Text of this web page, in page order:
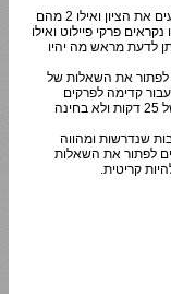
הבחינה מחולקת לפרקים, שמונה במספר. 6 מהם קובעים את הציון ואילו 2 מהם
פרקי פיילוט ואילו
לדעת מראש מה יהיו
הוא אמור לפתור את השאלות של
קדימה לפרקים
חדשים ולכן אפשר לומר שמדובר ב- 8 בחינות קטנות של 25 דקות ולא בחינה
שנדרשות ומהווה
לפתור את השאלות
קריטית.